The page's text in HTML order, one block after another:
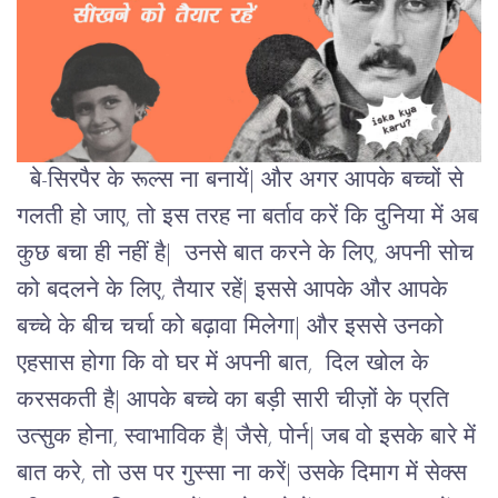
बे-सिरपैर के रूल्स ना बनायें| और अगर आपके बच्चों से
गलती हो जाए, तो इस तरह ना बर्ताव करें कि दुनिया में अब
कुछ बचा ही नहीं है|
उनसे बात करने के लिए, अपनी सोच
को बदलने के लिए, तैयार रहें| इससे आपके और आपके
बच्चे के बीच चर्चा को बढ़ावा मिलेगा| और इससे उनको
एहसास होगा कि वो घर में अपनी बात, दिल खोल के
करसकती है| आपके बच्चे का बड़ी सारी चीज़ों के प्रति
उत्सुक होना, स्वाभाविक है| जैसे, पोर्न| जब वो इसके बारे में
बात करे, तो उस पर गुस्सा ना करें| उसके दिमाग में सेक्स